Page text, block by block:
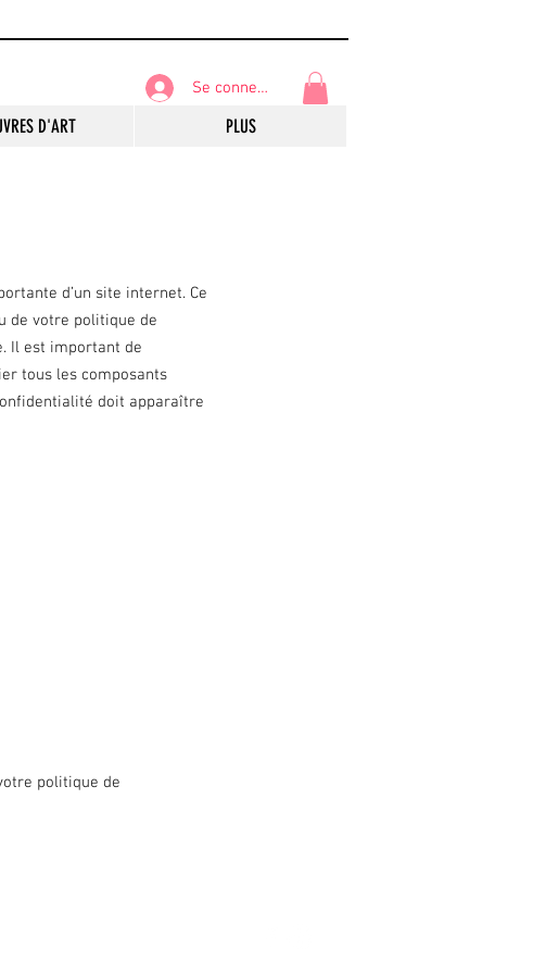
Se connecter
D'ART PLUS
d’un site internet. Ce
de votre politique de
Il est important de
tous les composants
doit apparaître
politique de